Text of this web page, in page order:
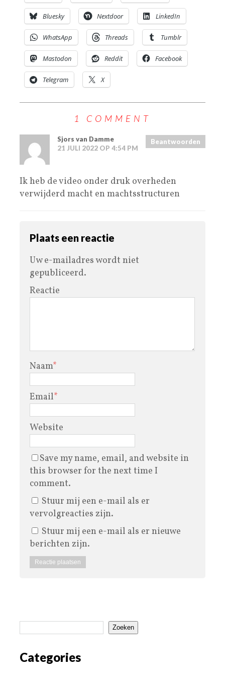
Bluesky Nextdoor LinkedIn
WhatsApp Threads Tumblr
Mastodon Reddit Facebook
Telegram X
1 COMMENT
Sjors van Damme
21 JULI 2022 OP 4:54 PM
Beantwoorden
Ik heb de video onder druk overheden
verwijderd macht en machtsstructuren
Plaats een reactie
Uw e-mailadres wordt niet
gepubliceerd.
Reactie
Naam*
Email*
Website
Save my name, email, and website in
this browser for the next time I
comment.
Stuur mij een e-mail als er
vervolgreacties zijn.
Stuur mij een e-mail als er nieuwe
berichten zijn.
Zoeken
Categories